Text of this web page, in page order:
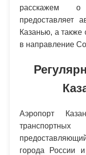
расскажем о
предоставляет
Казанью, а также
в направление
Аэропорт
города России